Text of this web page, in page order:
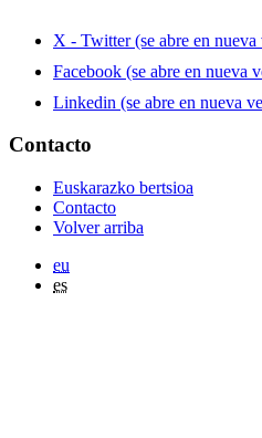
X - Twitter (se abre en nueva
Facebook (se abre en nueva
Linkedin (se abre en nueva
Contacto
Euskarazko bertsioa
Contacto
Volver arriba
eu
es